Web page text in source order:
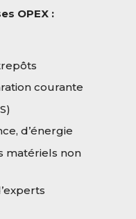
OPEX :
courante
d’énergie
matériels non